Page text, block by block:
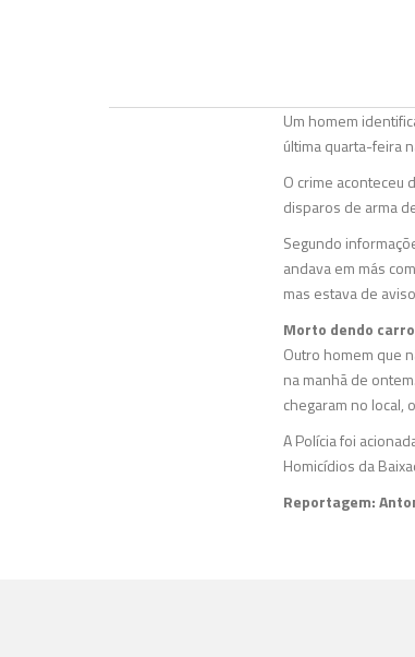
Um homem
última quarta-feira
O crime aconteceu
disparos de arma
Segundo
andava em más
mas estava de
Morto dendo carro
Outro homem que
na manhã de
chegaram no local,
A Polícia foi
Homicídios da
Reportagem: